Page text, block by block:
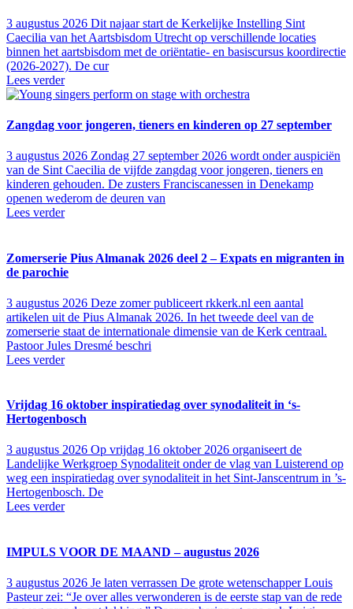
3 augustus 2026 Dit najaar start de Kerkelijke Instelling Sint
Caecilia van het Aartsbisdom Utrecht op verschillende locaties
binnen het aartsbisdom met de oriëntatie- en basiscursus koordirectie
(2026-2027). De cur
Lees verder
Zangdag voor jongeren, tieners en kinderen op 27 september
3 augustus 2026 Zondag 27 september 2026 wordt onder auspiciën
van de Sint Caecilia de vijfde zangdag voor jongeren, tieners en
kinderen gehouden. De zusters Franciscanessen in Denekamp
openen wederom de deuren van
Lees verder
Zomerserie Pius Almanak 2026 deel 2 – Expats en migranten in
de parochie
3 augustus 2026 Deze zomer publiceert rkkerk.nl een aantal
artikelen uit de Pius Almanak 2026. In het tweede deel van de
zomerserie staat de internationale dimensie van de Kerk centraal.
Pastoor Jules Dresmé beschri
Lees verder
Vrijdag 16 oktober inspiratiedag over synodaliteit in ‘s-
Hertogenbosch
3 augustus 2026 Op vrijdag 16 oktober 2026 organiseert de
Landelijke Werkgroep Synodaliteit onder de vlag van Luisterend op
weg een inspiratiedag over synodaliteit in het Sint-Janscentrum in ’s-
Hertogenbosch. De
Lees verder
IMPULS VOOR DE MAAND – augustus 2026
3 augustus 2026 Je laten verrassen De grote wetenschapper Louis
Pasteur zei: “Je over alles verwonderen is de eerste stap van de rede